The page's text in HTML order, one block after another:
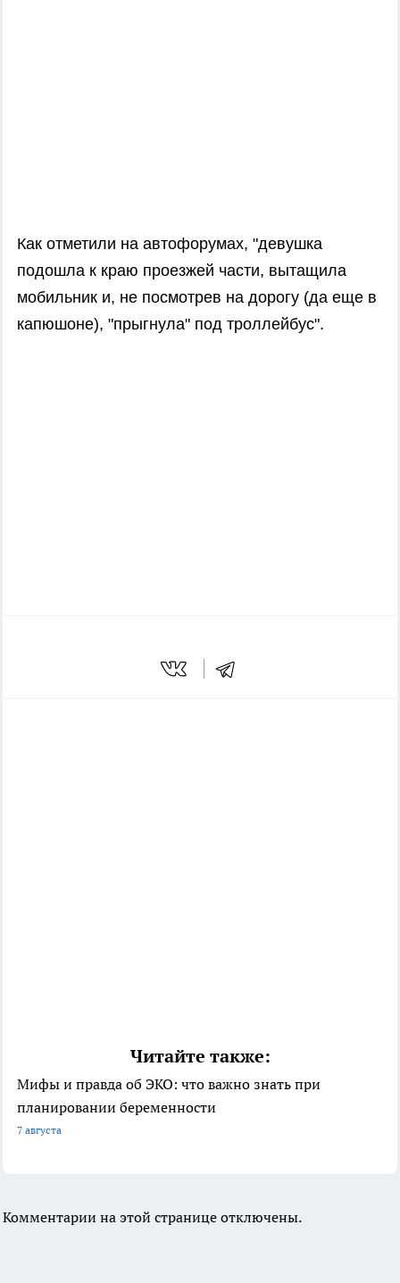
Как отметили на автофорумах, "девушка
подошла к краю проезжей части, вытащила
мобильник и, не посмотрев на дорогу (да еще в
капюшоне), "прыгнула" под троллейбус".
Читайте также:
Мифы и правда об ЭКО: что важно знать при
планировании беременности
7 августа
Комментарии на этой странице отключены.